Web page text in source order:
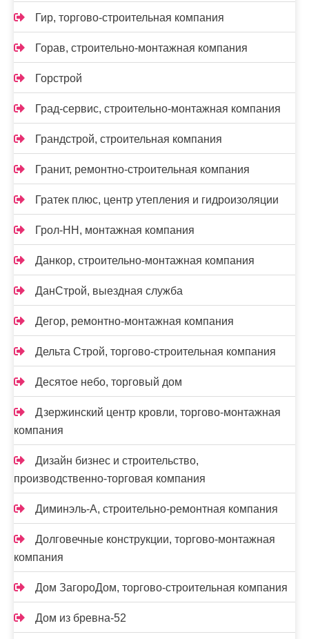
Гир, торгово-строительная компания
Горав, строительно-монтажная компания
Горстрой
Град-сервис, строительно-монтажная компания
Грандстрой, строительная компания
Гранит, ремонтно-строительная компания
Гратек плюс, центр утепления и гидроизоляции
Грол-НН, монтажная компания
Данкор, строительно-монтажная компания
ДанСтрой, выездная служба
Дегор, ремонтно-монтажная компания
Дельта Строй, торгово-строительная компания
Десятое небо, торговый дом
Дзержинский центр кровли, торгово-монтажная
компания
Дизайн бизнес и строительство,
производственно-торговая компания
Диминэль-А, строительно-ремонтная компания
Долговечные конструкции, торгово-монтажная
компания
Дом ЗагороДом, торгово-строительная компания
Дом из бревна-52